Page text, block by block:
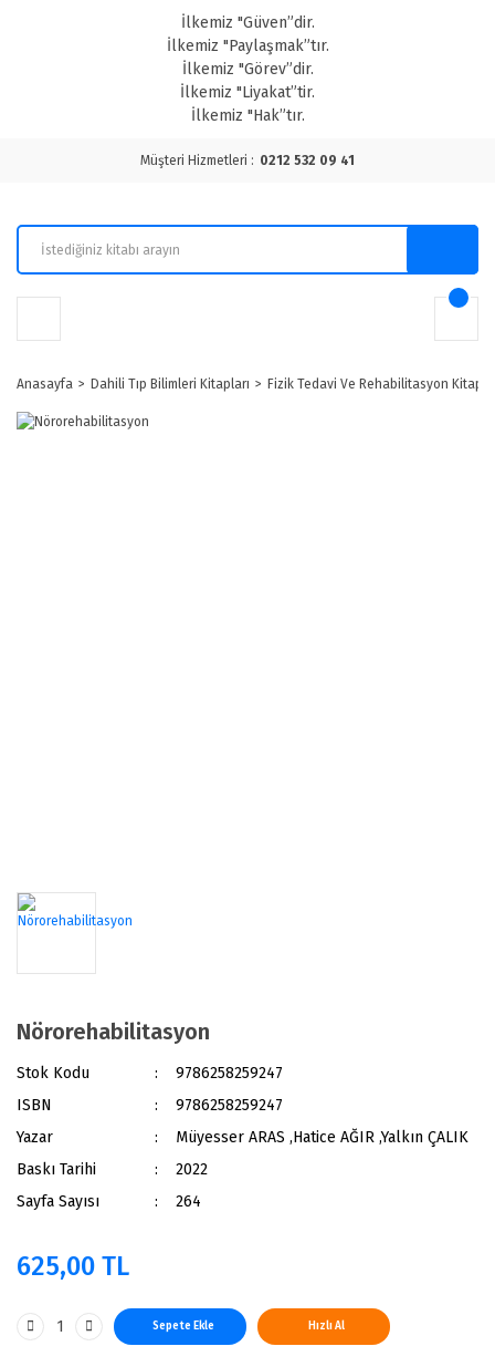
İlkemiz "Güven”dir.
İlkemiz "Paylaşmak”tır.
İlkemiz "Görev”dir.
İlkemiz "Liyakat”tir.
İlkemiz "Hak”tır.
Müşteri Hizmetleri : 0212 532 09 41
Anasayfa Dahili Tıp Bilimleri Kitapları Fizik Tedavi Ve Rehabilitasyon
Nörorehabilitasyon
Stok Kodu
9786258259247
ISBN
9786258259247
Yazar
Müyesser ARAS ,Hatice AĞIR ,Yalkın ÇALIK
Baskı Tarihi
2022
Sayfa Sayısı
264
625,00 TL
Sepete Ekle Hızlı Al